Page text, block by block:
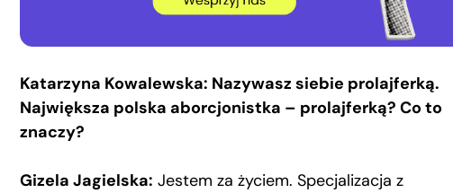
Katarzyna Kowalewska: Nazywasz siebie prolajferką.
Największa polska aborcjonistka – prolajferką? Co to
znaczy?
Gizela Jagielska: Jestem za życiem. Specjalizacja z